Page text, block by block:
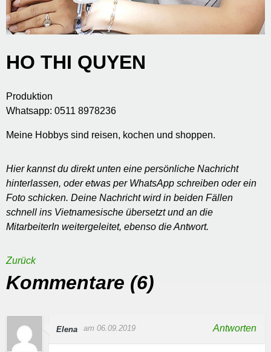
HO THI QUYEN
Produktion
Whatsapp: 0511 8978236
Meine Hobbys sind reisen, kochen und shoppen.
Hier kannst du direkt unten eine persönliche Nachricht
hinterlassen, oder etwas per WhatsApp schreiben oder ein
Foto schicken. Deine Nachricht wird in beiden Fällen
schnell ins Vietnamesische übersetzt und an die
MitarbeiterIn weitergeleitet, ebenso die Antwort.
Zurück
Kommentare (6)
Elena am 06.09.2019 Antworten